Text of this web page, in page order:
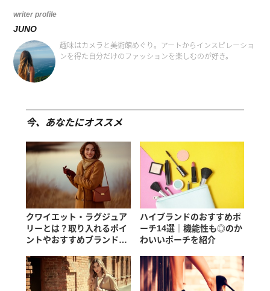
writer profile
JUNO
趣味はカメラと美術館めぐり。アートからインスピレーショ
ンを得た自分だけのファッションを楽しむのが好き。
今、あなたにオススメ
クワイエット・ラグジュア
リーとは？取り入れるポイ
ントやおすすめブランドを
ハイブランドのおすすめポ
ーチ14選｜機能性も◎のか
わいいポーチを紹介